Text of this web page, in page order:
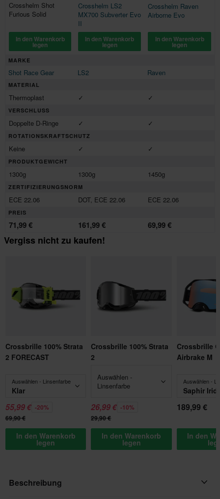
Crosshelm Shot
Furious Solid
Crosshelm LS2
MX700 Subverter Evo
II
Crosshelm Raven
Airborne Evo
In den Warenkorb
legen
In den Warenkorb
legen
In den Warenkorb
legen
MARKE
Shot Race Gear LS2 Raven
MATERIAL
Thermoplast ✓ ✓
VERSCHLUSS
Doppelte D-Ringe ✓ ✓
ROTATIONSKRAFTSCHUTZ
Keine ✓ ✓
PRODUKTGEWICHT
1300g 1300g 1450g
ZERTIFIZIERUNGSNORM
ECE 22.06 DOT, ECE 22.06 ECE 22.06
PREIS
71,99 € 161,99 € 69,99 €
Vergiss nicht zu kaufen!
Crossbrille 100% Strata
2 FORECAST
Auswählen - Linsenfarbe
Klar
55,99 € -20%
69,90 €
In den Warenkorb
legen
Crossbrille 100% Strata
2
Auswählen -
Linsenfarbe
26,99 € -10%
29,90 €
In den Warenkorb
legen
Crossbrille
Airbrake M
Auswählen -
Saphir
189,99 €
In den
Beschreibung